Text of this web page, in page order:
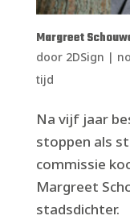
Margreet
door 2DSign |
tijd
Na vijf jaar
stoppen als
commissie
Margreet
stadsdichter.